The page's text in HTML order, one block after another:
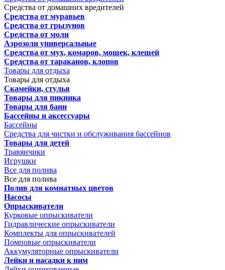
Средства от домашних вредителей
Средства от муравьев
Средства от грызунов
Средства от моли
Аэрозоли универсальные
Средства от мух, комаров, мошек, клещей
Средства от тараканов, клопов
Товары для отдыха
Товары для отдыха
Скамейки, стулья
Товары для пикника
Товары для бани
Бассейны и аксессуары
Бассейны
Средства для чистки и обслуживания бассейнов
Товары для детей
Травянчики
Игрушки
Все для полива
Все для полива
Полив для комнатных цветов
Насосы
Опрыскиватели
Курковые опрыскиватели
Гидравлические опрыскиватели
Комплекты для опрыскивателей
Помповые опрыскиватели
Аккумуляторные опрыскиватели
Лейки и насадки к ним